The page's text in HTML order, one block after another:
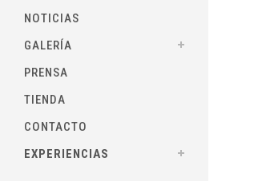
NOTICIAS
GALERÍA
PRENSA
TIENDA
CONTACTO
EXPERIENCIAS